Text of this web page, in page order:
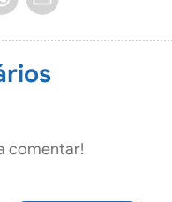
comentar!